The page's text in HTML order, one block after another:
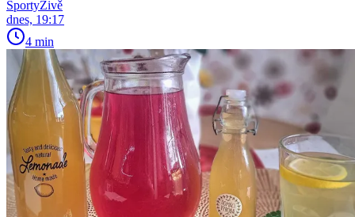
SportyŽivě
dnes, 19:17
4 min